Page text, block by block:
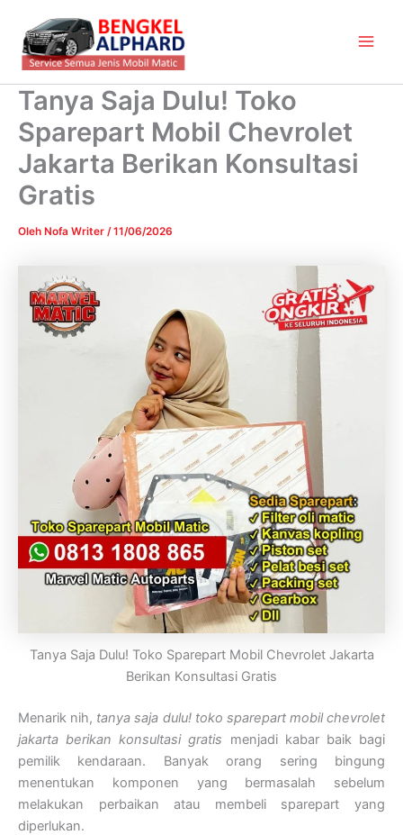
konten
Tanya Saja Dulu! Toko
Sparepart Mobil Chevrolet
Jakarta Berikan Konsultasi
Gratis
Oleh Nofa Writer /11/06/2026
Tanya Saja Dulu! Toko Sparepart Mobil Chevrolet Jakarta
Berikan Konsultasi Gratis
Menarik nih, tanya saja dulu! toko sparepart mobil chevrolet
jakarta berikan konsultasi gratis menjadi kabar baik bagi
pemilik kendaraan. Banyak orang sering bingung
menentukan komponen yang bermasalah sebelum
melakukan perbaikan atau membeli sparepart yang
diperlukan.